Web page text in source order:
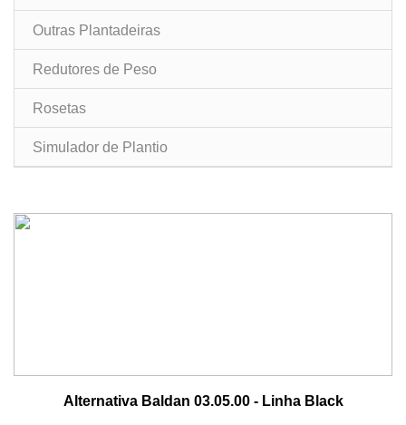
Outras Plantadeiras
Redutores de Peso
Rosetas
Simulador de Plantio
Alternativa Baldan 03.05.00 - Linha Black